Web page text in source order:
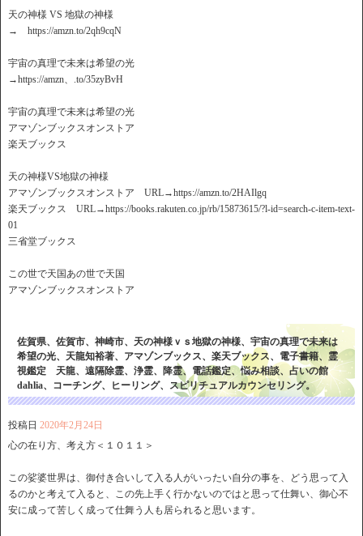
天の神様 VS 地獄の神様
→ https://amzn.to/2qh9cqN
宇宙の真理で未来は希望の光
→https://amzn、.to/35zyBvH
宇宙の真理で未来は希望の光
アマゾンブックスオンストア
楽天ブックス
天の神様VS地獄の神様
アマゾンブックスオンストア URL→https://amzn.to/2HAIlgq
楽天ブックス URL→https://books.rakuten.co.jp/rb/15873615/?l-id=search-c-item-text-
01
三省堂ブックス
この世で天国あの世で天国
アマゾンブックスオンストア
佐賀県、佐賀市、神崎市、天の神様ｖｓ地獄の神様、宇宙の真理で未来は
希望の光、天龍知裕著、アマゾンブックス、楽天ブックス、電子書籍、霊
視鑑定 天龍、遠隔除霊、浄霊、降霊、電話鑑定、悩み相談、占いの館
dahlia、コーチング、ヒーリング、スピリチュアルカウンセリング。
投稿日 2020年2月24日
心の在り方、考え方＜１０１１＞
この娑婆世界は、御付き合いして入る人がいったい自分の事を、どう思って入
るのかと考えて入ると、この先上手く行かないのではと思って仕舞い、御心不
安に成って苦しく成って仕舞う人も居られると思います。